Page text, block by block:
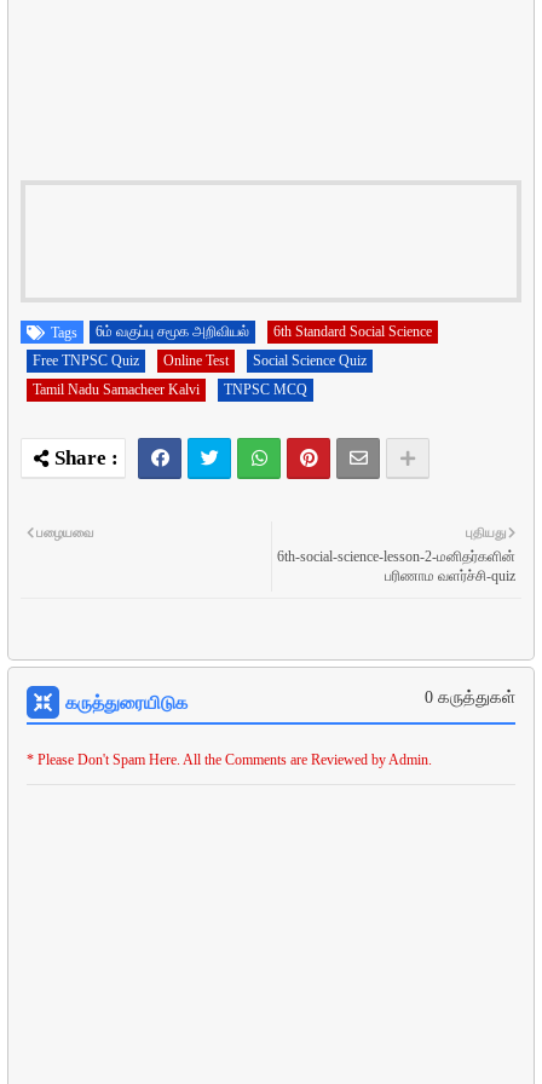
Tags 6ம் வகுப்பு சமூக அறிவியல்
6th Standard Social Science
Free TNPSC Quiz
Online Test
Social Science Quiz
Tamil Nadu Samacheer Kalvi
TNPSC MCQ
புதியது
6th-social-science-lesson-2-மனிதர்களின்
பரிணாம வளர்ச்சி-quiz
பழையவை
கருத்துரையிடுக 0 கருத்துகள்
* Please Don't Spam Here. All the Comments are Reviewed by Admin.